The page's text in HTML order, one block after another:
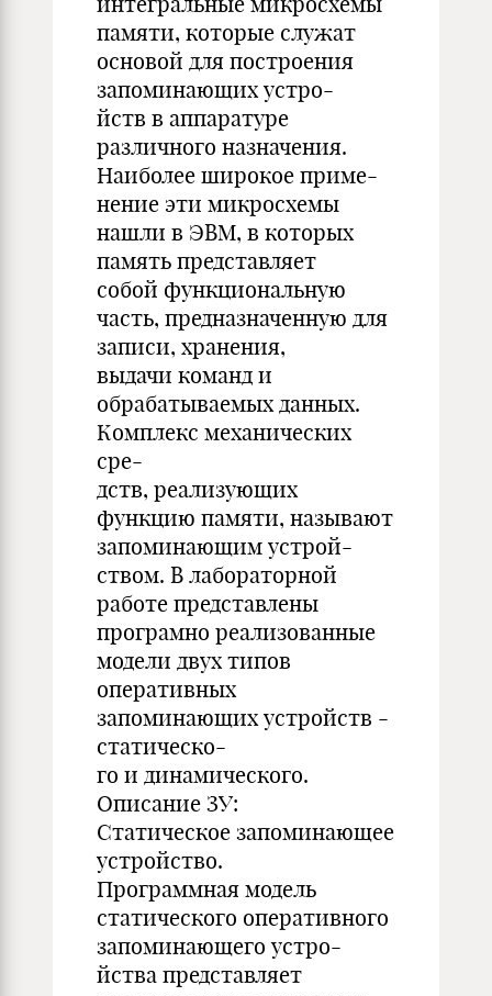
памяти, которые служат
основой для построения
запоминающих устро-
йств в аппаратуре
различного назначения.
Наиболее широкое приме-
нение эти микросхемы
нашли в ЭВМ, в которых
память представляет
собой функциональную
часть, предназначенную для
записи, хранения,
выдачи команд и
обрабатываемых данных.
Комплекс механических
сре-
дств, реализующих
функцию памяти, называют
запоминающим устрой-
ством. В лабораторной
работе представлены
програмно реализованные
модели двух типов
оперативных
запоминающих устройств -
статическо-
го и динамического.
Описание ЗУ:
Статическое запоминающее
устройство.
Программная модель
статического оперативного
запоминающего устро-
йства представляет